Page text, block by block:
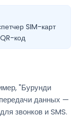
SIM-карт
код
"Бурунди
данных —
звонков и SMS.